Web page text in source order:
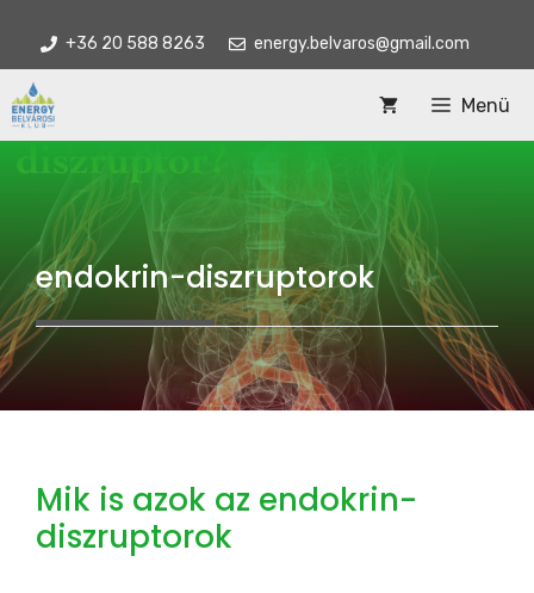
tartalomba
+36 20 588 8263 energy.belvaros@gmail.com
Menü
endokrin-diszruptorok
Mik is azok az endokrin-
diszruptorok